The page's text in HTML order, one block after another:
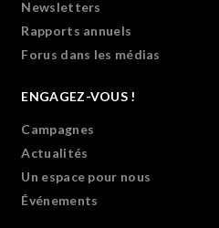
Newsletters
Rapports annuels
Forus dans les médias
ENGAGEZ-VOUS !
Campagnes
Actualités
Un espace pour nous
Événements